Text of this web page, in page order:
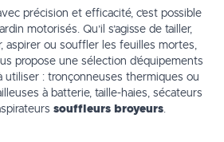
précision et efficacité, c’est possible
motorisés. Qu’il s’agisse de tailler,
aspirer ou souffler les feuilles mortes,
propose une sélection d’équipements
utiliser : tronçonneuses thermiques ou
à batterie, taille-haies, sécateurs
souffleurs broyeurs.